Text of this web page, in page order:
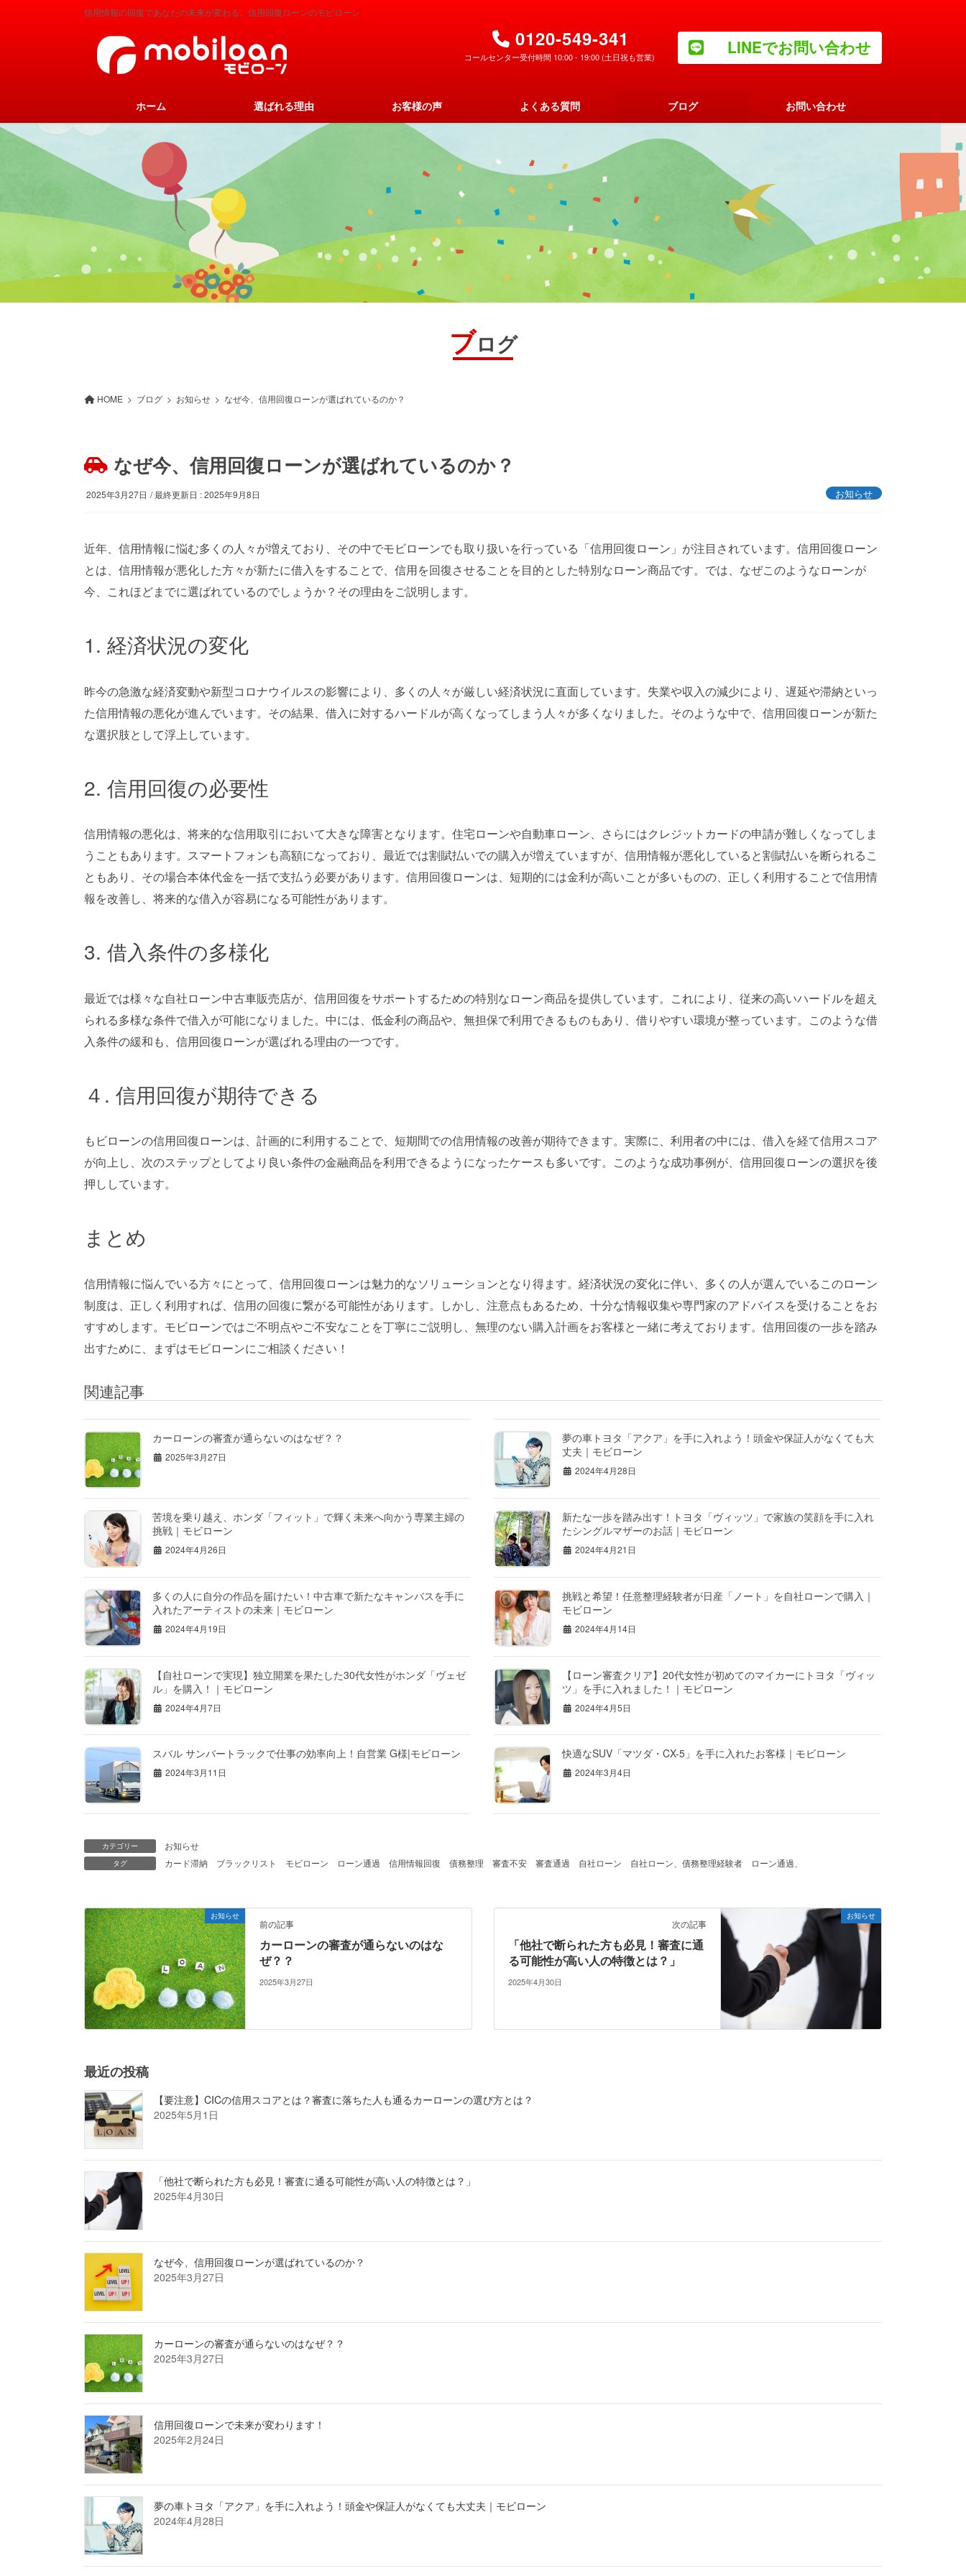
動
に
信用情報の回復であなたの未来が変わる。信用回復ローンのモビローン
0120-549-341
コールセンター受付時間 10:00 - 19:00 (土日祝も営業) LINEでお問い合わせ
ホーム 選ばれる理由 お客様の声 よくある質問 ブログ お問い合わせ
ブログ
HOME ブログ お知らせ なぜ今、信用回復ローンが選ばれているのか？
なぜ今、信用回復ローンが選ばれているのか？
2025年3月27日 / 最終更新日 :2025年9月8日 お知らせ
近年、信用情報に悩む多くの人々が増えており、その中でモビローンでも取り扱いを行っている「信用回復ローン」が注目されています。信用回復ローン
とは、信用情報が悪化した方々が新たに借入をすることで、信用を回復させることを目的とした特別なローン商品です。では、なぜこのようなローンが
今、これほどまでに選ばれているのでしょうか？その理由をご説明します。
1. 経済状況の変化
昨今の急激な経済変動や新型コロナウイルスの影響により、多くの人々が厳しい経済状況に直面しています。失業や収入の減少により、遅延や滞納といっ
た信用情報の悪化が進んでいます。その結果、借入に対するハードルが高くなってしまう人々が多くなりました。そのような中で、信用回復ローンが新た
な選択肢として浮上しています。
2. 信用回復の必要性
信用情報の悪化は、将来的な信用取引において大きな障害となります。住宅ローンや自動車ローン、さらにはクレジットカードの申請が難しくなってしま
うこともあります。スマートフォンも高額になっており、最近では割賦払いでの購入が増えていますが、信用情報が悪化していると割賦払いを断られるこ
ともあり、その場合本体代金を一括で支払う必要があります。信用回復ローンは、短期的には金利が高いことが多いものの、正しく利用することで信用情
報を改善し、将来的な借入が容易になる可能性があります。
3. 借入条件の多様化
最近では様々な自社ローン中古車販売店が、信用回復をサポートするための特別なローン商品を提供しています。これにより、従来の高いハードルを超え
られる多様な条件で借入が可能になりました。中には、低金利の商品や、無担保で利用できるものもあり、借りやすい環境が整っています。このような借
入条件の緩和も、信用回復ローンが選ばれる理由の一つです。
４. 信用回復が期待できる
もビローンの信用回復ローンは、計画的に利用することで、短期間での信用情報の改善が期待できます。実際に、利用者の中には、借入を経て信用スコア
が向上し、次のステップとしてより良い条件の金融商品を利用できるようになったケースも多いです。このような成功事例が、信用回復ローンの選択を後
押ししています。
まとめ
信用情報に悩んでいる方々にとって、信用回復ローンは魅力的なソリューションとなり得ます。経済状況の変化に伴い、多くの人が選んでいるこのローン
制度は、正しく利用すれば、信用の回復に繋がる可能性があります。しかし、注意点もあるため、十分な情報収集や専門家のアドバイスを受けることをお
すすめします。モビローンではご不明点やご不安なことを丁寧にご説明し、無理のない購入計画をお客様と一緒に考えております。信用回復の一歩を踏み
出すために、まずはモビローンにご相談ください！
関連記事
カーローンの審査が通らないのはなぜ？？
2025年3月27日
夢の車トヨタ「アクア」を手に入れよう！頭金や保証人がなくても大
丈夫｜モビローン
2024年4月28日
苦境を乗り越え、ホンダ「フィット」で輝く未来へ向かう専業主婦の
挑戦｜モビローン
2024年4月26日
新たな一歩を踏み出す！トヨタ「ヴィッツ」で家族の笑顔を手に入れ
たシングルマザーのお話｜モビローン
2024年4月21日
多くの人に自分の作品を届けたい！中古車で新たなキャンバスを手に
入れたアーティストの未来｜モビローン
2024年4月19日
挑戦と希望！任意整理経験者が日産「ノート」を自社ローンで購入｜
モビローン
2024年4月14日
【自社ローンで実現】独立開業を果たした30代女性がホンダ「ヴェゼ
ル」を購入！｜モビローン
2024年4月7日
【ローン審査クリア】20代女性が初めてのマイカーにトヨタ「ヴィッ
ツ」を手に入れました！｜モビローン
2024年4月5日
スバル サンバートラックで仕事の効率向上！自営業 G様|モビローン
2024年3月11日
快適なSUV「マツダ・CX-5」を手に入れたお客様｜モビローン
2024年3月4日
カテゴリー お知らせ
タグ カード滞納 ブラックリスト モビローン ローン通過 信用情報回復 債務整理 審査不安 審査通過 自社ローン 自社ローン、債務整理経験者 ローン通過、
お知らせ
前の記事
カーローンの審査が通らないのはな
ぜ？？
2025年3月27日
お知らせ
次の記事
「他社で断られた方も必見！審査に通
る可能性が高い人の特徴とは？」
2025年4月30日
最近の投稿
【要注意】CICの信用スコアとは？審査に落ちた人も通るカーローンの選び方とは？
2025年5月1日
「他社で断られた方も必見！審査に通る可能性が高い人の特徴とは？」
2025年4月30日
なぜ今、信用回復ローンが選ばれているのか？
2025年3月27日
カーローンの審査が通らないのはなぜ？？
2025年3月27日
信用回復ローンで未来が変わります！
2025年2月24日
夢の車トヨタ「アクア」を手に入れよう！頭金や保証人がなくても大丈夫｜モビローン
2024年4月28日